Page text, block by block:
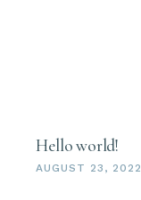
Hello world!
AUGUST 23, 2022